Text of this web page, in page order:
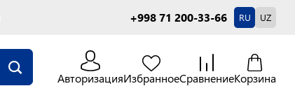
+998 71 200-33-66 RU UZ
АвторизацияИзбранноеСравнениеКорзина